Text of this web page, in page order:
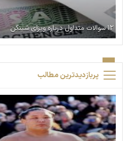
۱۲ سوالات متداول درباره ویزای شینگن
پربازدیدترین مطالب